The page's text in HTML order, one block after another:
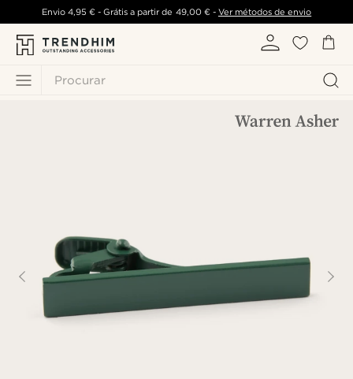
Procurar
Envio 4,95 €- Grátis a partir de 49,00 €- Ver métodos de envio